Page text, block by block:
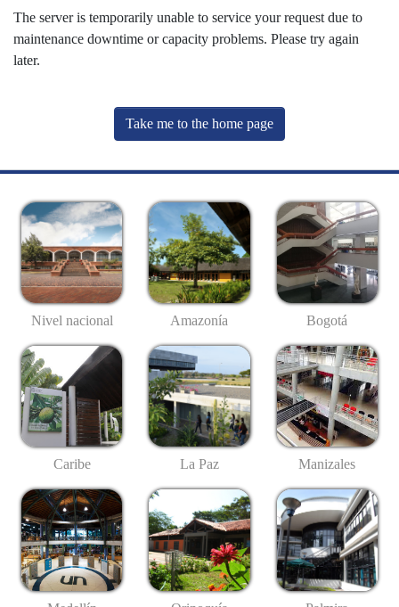
The server is temporarily unable to service your request due to
maintenance downtime or capacity problems. Please try again
later.
Take me to the home page
Nivel nacional Amazonía Bogotá
Caribe La Paz Manizales